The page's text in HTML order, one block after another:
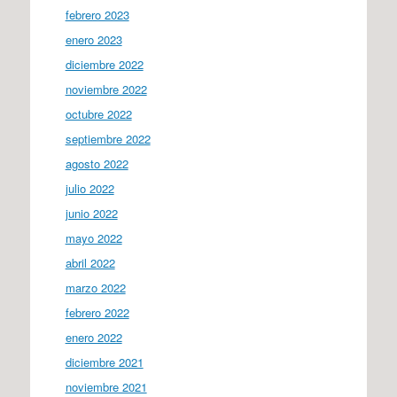
febrero 2023
enero 2023
diciembre 2022
noviembre 2022
octubre 2022
septiembre 2022
agosto 2022
julio 2022
junio 2022
mayo 2022
abril 2022
marzo 2022
febrero 2022
enero 2022
diciembre 2021
noviembre 2021